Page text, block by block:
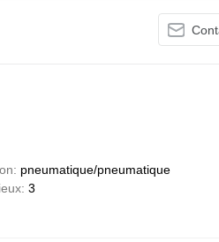
pneumatique/pneumatique
3